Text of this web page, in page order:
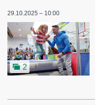
29.10.2025 – 10:00
2